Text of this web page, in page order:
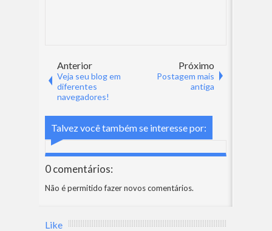
Anterior
Veja seu blog em
diferentes
navegadores!
Próximo
Postagem mais
antiga
Talvez você também se interesse por:
0 comentários:
Não é permitido fazer novos comentários.
Like